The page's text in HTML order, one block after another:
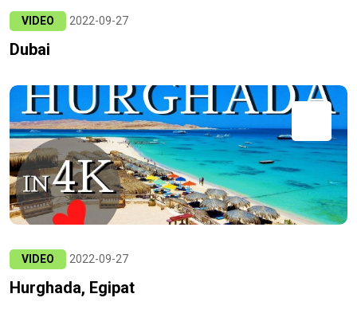
VIDEO 2022-09-27
Dubai
VIDEO 2022-09-27
Hurghada, Egipat